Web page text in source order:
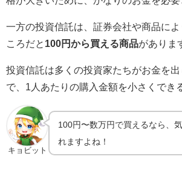
一方の投資信託は、証券会社や商品に
ころだと 100円から買える商品がありま
投資信託は多くの投資家たちがお金を
で、1人あたりの購入金額を小さくでき
キョビット
100円〜数万円で買えるなら、
れますよね！